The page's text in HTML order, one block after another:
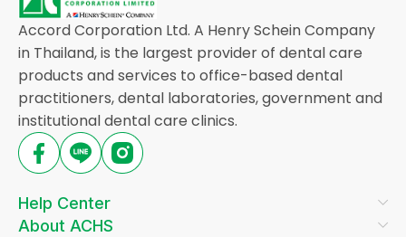
Accord Corporation Ltd. A Henry Schein Company
in Thailand, is the largest provider of dental care
products and services to office-based dental
practitioners, dental laboratories, government and
institutional dental care clinics.
Help Center
About ACHS